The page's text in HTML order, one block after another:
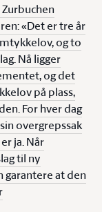
«Det er tre år
og to
Nå ligger
og det
på plass,
For hver dag
overgrepssak
ja. Når
til ny
garantere at den